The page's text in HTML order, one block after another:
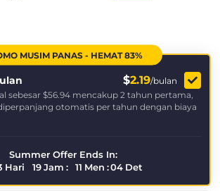
MUSIM PANAS - HEMAT 83%
$2.19/bulan
sebesar $56.94 mencakup 2 tahun pertama,
otomatis per tahun dengan biaya
Summer Offer Ends In:
Hari 19 Jam : 11 Men :03 Det